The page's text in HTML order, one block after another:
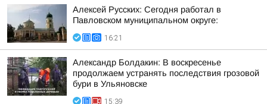
Алексей Русских: Сегодня работал в
Павловском муниципальном округе:
16:21
Александр Болдакин: В воскресенье
продолжаем устранять последствия грозовой
бури в Ульяновске
15:39